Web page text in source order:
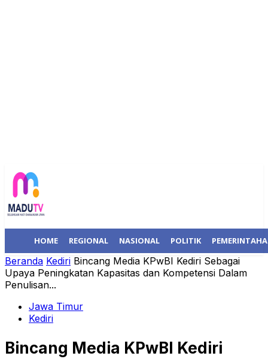
HOME REGIONAL NASIONAL POLITIK
Beranda Kediri Bincang Media KPwBI Kediri Sebagai
Upaya Peningkatan Kapasitas dan Kompetensi Dalam
Penulisan...
Jawa Timur
Kediri
Bincang Media KPwBI Kediri